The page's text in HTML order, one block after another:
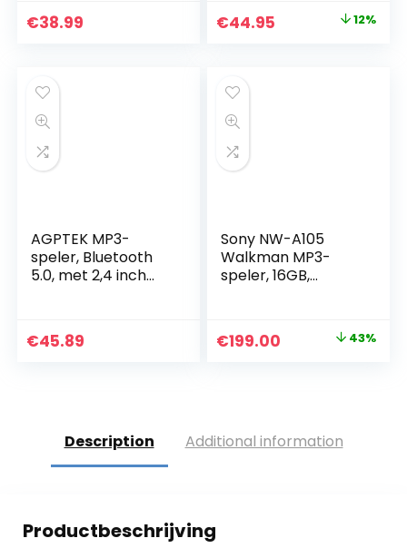
muziekspeler met
luidspreker, video,
ondersteunt 128 G
SD (hoofdtelefoon
+ USB + Duitse
€38.99
Original
€50.99.
€44.95 12%
AGPTEK MP3-
speler, Bluetooth
5.0, met 2,4 inch
hifi-muziekspeler
met luidspreker,
€45.89
Sony NW-A105
Walkman MP3-
speler, 16GB,
touchscreen,
WLAN, Bluetooth,
Original
€199.00 Current43%
Description Additional information
Productbeschrijving